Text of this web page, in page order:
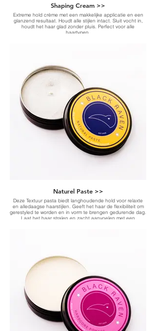
Shaping Cream >>
Extreme hold crème met een makkelijke applicatie en een
glanzend resultaat. Houdt alle stijlen intact. Sluit vocht in,
houdt het haar glad zonder pluis. Perfect voor alle
haartypen.
Naturel Paste >>
Deze Textuur pasta biedt langhoudende hold voor relaxte
en alledaagse haarstijlen. Geeft het haar de flexibiliteit om
gerestyled te worden en in vorm te brengen gedurende dag.
Laat het haar stralen en zacht aanvoelen met een